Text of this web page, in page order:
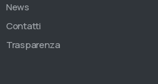
News
Contatti
Trasparenza